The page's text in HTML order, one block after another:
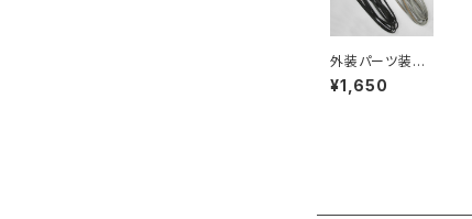
外装パーツ装着
用「ゴムモール」
TOYOTA
¥1,650